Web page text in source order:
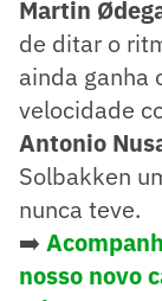
Martin
de ditar o
ainda ganha
velocidade
Antonio
Solbakken
nunca teve.
➡️
nosso novo